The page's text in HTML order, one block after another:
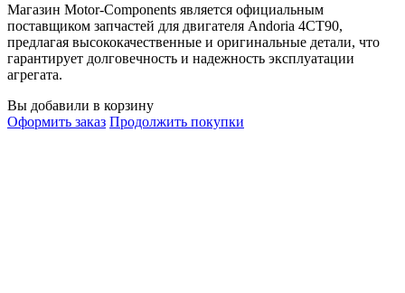
Магазин Motor-Components является официальным
поставщиком запчастей для двигателя Andoria 4CT90,
предлагая высококачественные и оригинальные детали, что
гарантирует долговечность и надежность эксплуатации
агрегата.
Вы добавили в корзину
Оформить заказ Продолжить покупки